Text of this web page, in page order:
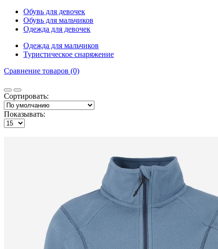
Обувь для девочек
Обувь для мальчиков
Одежда для девочек
Одежда для мальчиков
Туристическое снаряжение
Сравнение товаров (0)
Сортировать:
Показывать: